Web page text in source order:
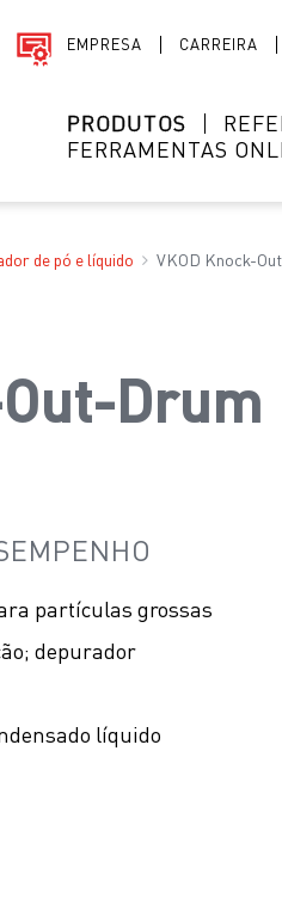
EMPRESA CARREIRA
PRODUTOS
FERRAMENTAS
de pó e líquido VKOD Knock-
Drum
partículas grossas
depurador
líquido